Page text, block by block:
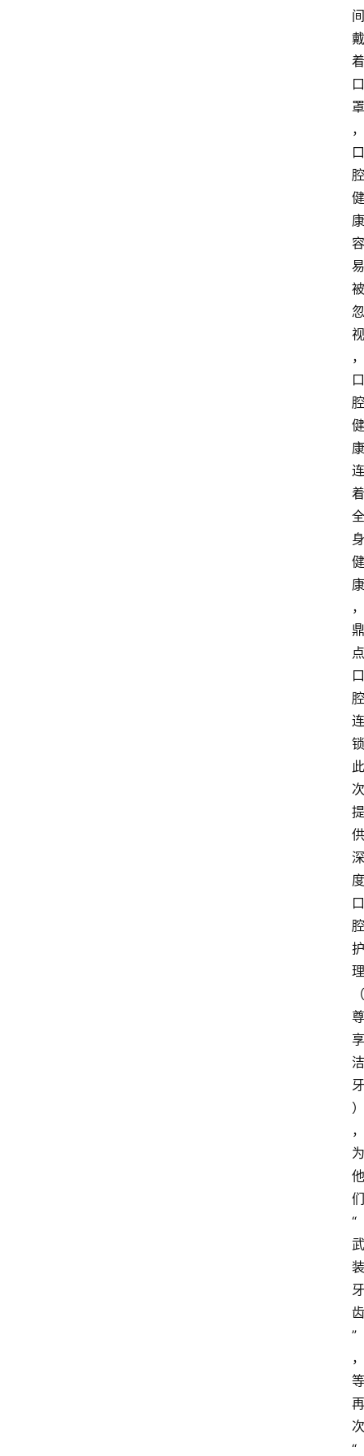
间
戴
着
口
罩
，
口
腔
健
康
容
易
被
忽
视
，
口
腔
健
康
连
着
全
身
健
康
，
鼎
点
口
腔
连
锁
此
次
提
供
深
度
口
腔
护
理
（
尊
享
洁
牙
）
，
为
他
们
“
武
装
牙
齿
”
，
等
再
次
“